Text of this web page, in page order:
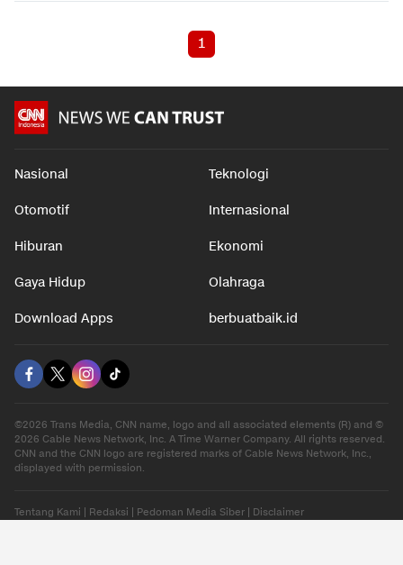
1
Nasional Teknologi
Otomotif Internasional
Hiburan Ekonomi
Gaya Hidup Olahraga
Download Apps berbuatbaik.id
©2026 Trans Media, CNN name, logo and all associated elements (R) and ©
2026 Cable News Network, Inc. A Time Warner Company. All rights reserved.
CNN and the CNN logo are registered marks of Cable News Network, Inc.,
displayed with permission.
Tentang Kami Redaksi Pedoman Media Siber Disclaimer